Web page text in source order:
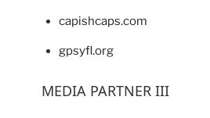
capishcaps.com
gpsyfl.org
MEDIA PARTNER III